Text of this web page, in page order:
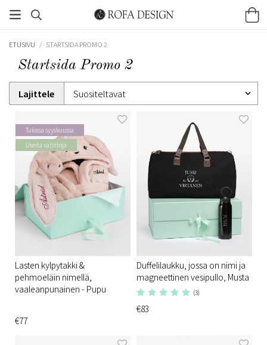
ETUSIVU / STARTSIDA PROMO 2
Startsida Promo 2
Lajittele
Tulossa syyskuussa
Useita valintoja
Lasten kylpytakki &
pehmoeläin nimellä,
vaaleanpunainen - Pupu
€77
Duffelilaukku, jossa on nimi ja
magneettinen vesipullo, Musta
(3)
€83